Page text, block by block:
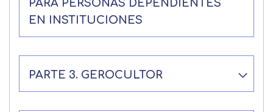
PARA PERSONAS DEPENDIENTES
EN INSTITUCIONES
PARTE 3. GEROCULTOR